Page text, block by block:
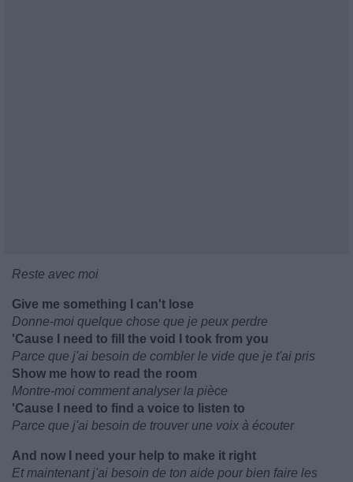
Reste avec moi
Give me something I can't lose
Donne-moi quelque chose que je peux perdre
'Cause I need to fill the void I took from you
Parce que j'ai besoin de combler le vide que je t'ai pris
Show me how to read the room
Montre-moi comment analyser la pièce
'Cause I need to find a voice to listen to
Parce que j'ai besoin de trouver une voix à écouter
And now I need your help to make it right
Et maintenant j'ai besoin de ton aide pour bien faire les